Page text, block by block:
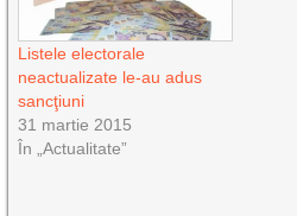
Listele electorale
neactualizate le-au adus
sancţiuni
31 martie 2015
În „Actualitate”